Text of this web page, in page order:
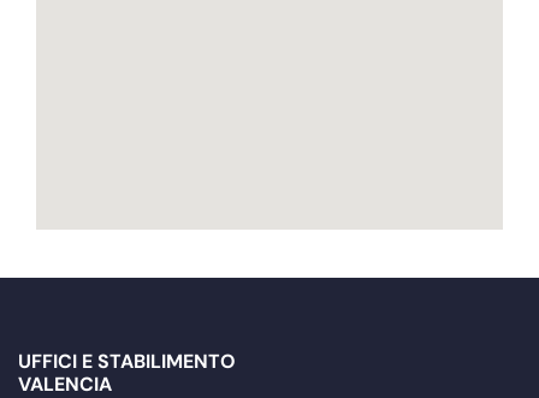
UFFICI E STABILIMENTO
VALENCIA